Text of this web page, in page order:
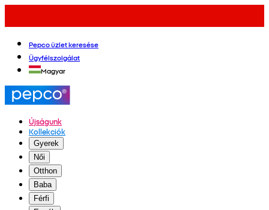
Pepco üzlet keresése
Ügyfélszolgálat
Magyar
Újságunk
Kollekciók
Gyerek
Női
Otthon
Baba
Férfi